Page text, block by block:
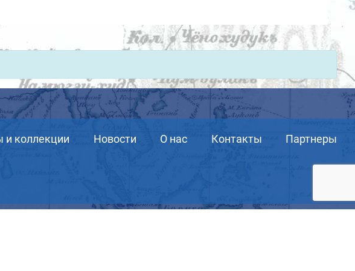
и коллекции Новости О нас Контакты Партнеры